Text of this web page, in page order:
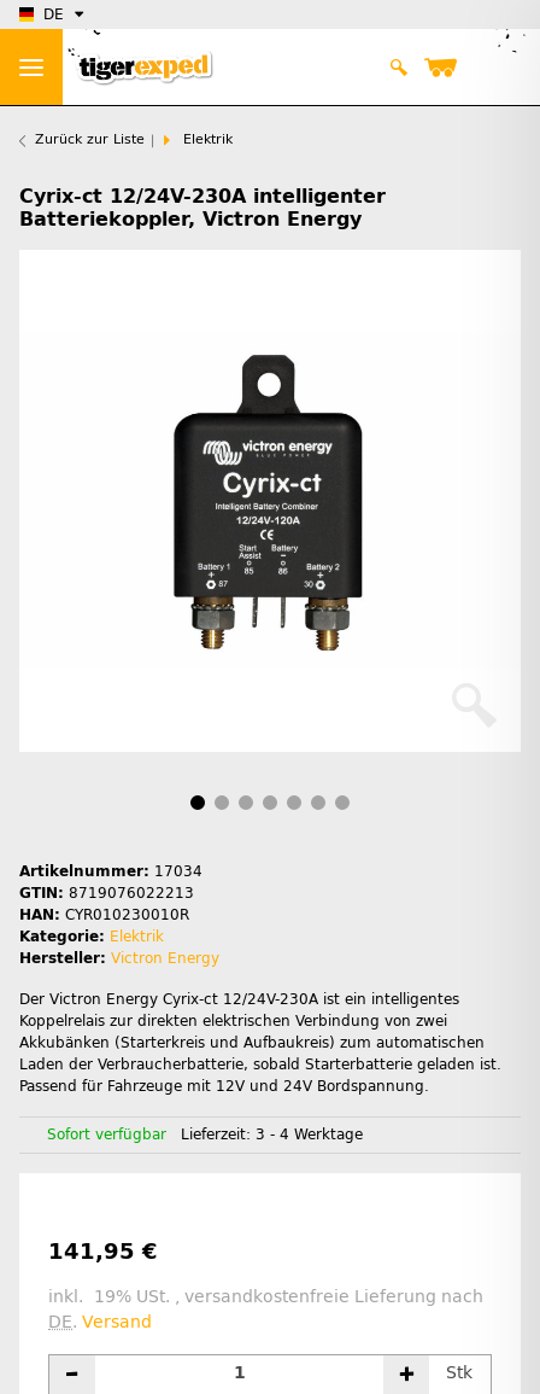
DE
Zurück zur Liste Elektrik
Cyrix-ct 12/24V-230A intelligenter
Batteriekoppler, Victron Energy
Artikelnummer: 17034
GTIN: 8719076022213
HAN: CYR010230010R
Kategorie: Elektrik
Hersteller: Victron Energy
Der Victron Energy Cyrix-ct 12/24V-230A ist ein intelligentes
Koppelrelais zur direkten elektrischen Verbindung von zwei
Akkubänken (Starterkreis und Aufbaukreis) zum automatischen
Laden der Verbraucherbatterie, sobald Starterbatterie geladen ist.
Passend für Fahrzeuge mit 12V und 24V Bordspannung.
Sofort verfügbar Lieferzeit: 3 - 4 Werktage
141,95 €
inkl. 19% USt. , versandkostenfreie Lieferung nach
DE. Versand
Stk